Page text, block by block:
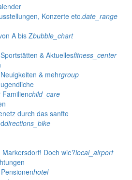
Konzerte etc.date_range
A bis Zbubble_chart
& Aktuellesfitness_center
& mehrgroup
child_care
durch das sanfte
directions_bike
Markersdorf! Doch wie?local_airport
hotel